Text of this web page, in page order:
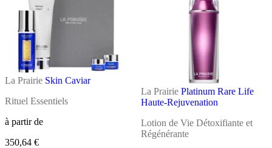
La Prairie Skin Caviar
Rituel Essentiels
à partir de
350,64 €
La Prairie Platinum Rare Life
Haute-Rejuvenation
Lotion de Vie Détoxifiante et
Régénérante